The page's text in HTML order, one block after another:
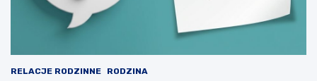
RELACJE RODZINNE RODZINA